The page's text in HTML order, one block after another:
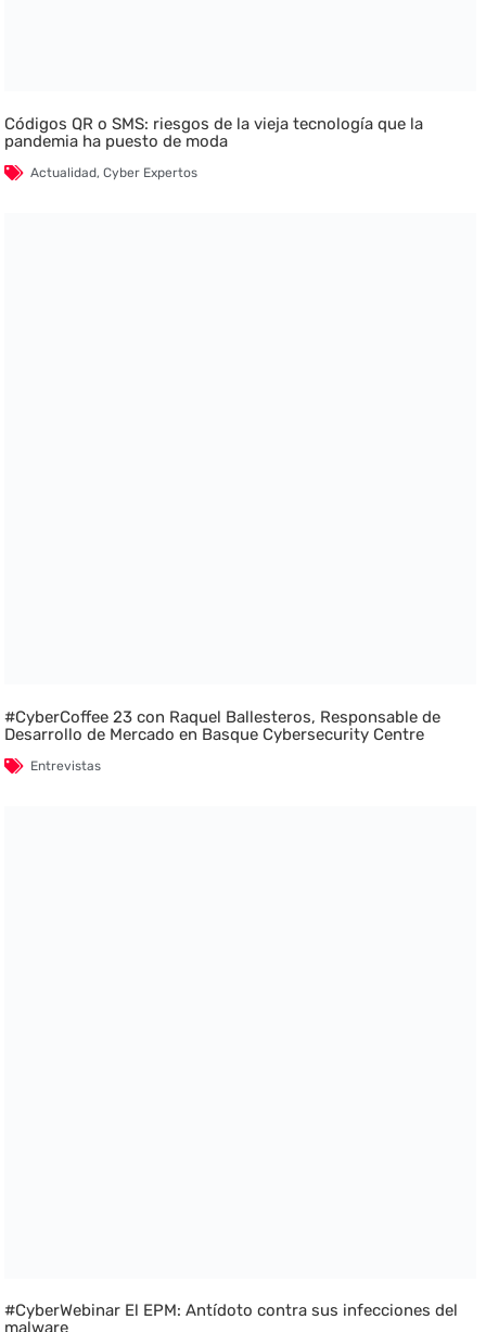
Códigos QR o SMS: riesgos de la vieja tecnología que la
pandemia ha puesto de moda
Actualidad,Cyber Expertos
#CyberCoffee 23 con Raquel Ballesteros, Responsable de
Desarrollo de Mercado en Basque Cybersecurity Centre
Entrevistas
#CyberWebinar El EPM: Antídoto contra sus infecciones del